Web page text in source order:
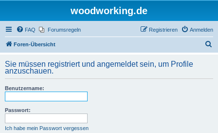
woodworking.de
FAQ Forumsregeln Anmelden
Registrieren
Foren-Übersicht
h
Sie müssen registriert und angemeldet sein, um Profile
anzuschauen.
Benutzername:
Passwort:
Ich habe mein Passwort vergessen